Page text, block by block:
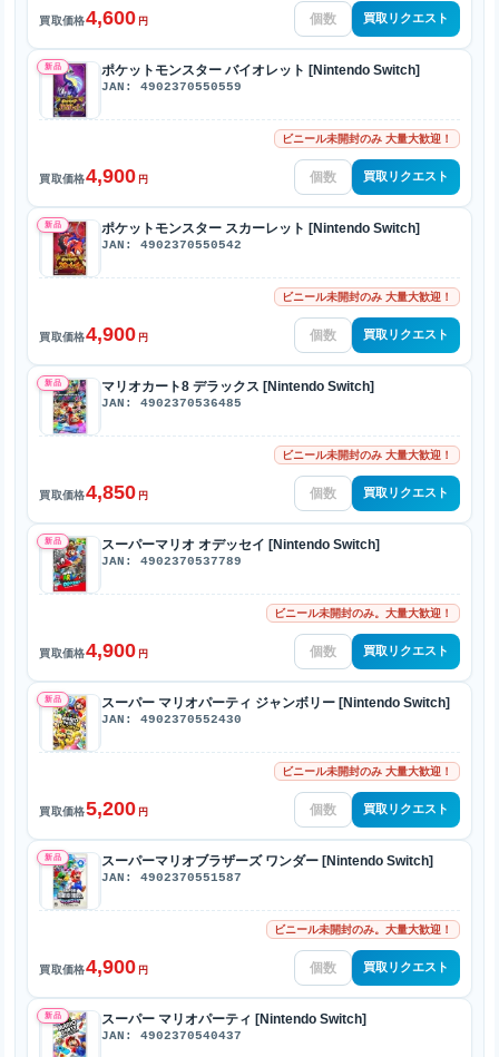
買取価格4,600 円 買取リクエスト
新品 ポケットモンスター バイオレット [Nintendo Switch]
JAN: 4902370550559
ビニール未開封のみ 大量大歓迎！
買取価格4,900 円 買取リクエスト
新品 ポケットモンスター スカーレット [Nintendo Switch]
JAN: 4902370550542
ビニール未開封のみ 大量大歓迎！
買取価格4,900 円 買取リクエスト
新品 マリオカート8 デラックス [Nintendo Switch]
JAN: 4902370536485
ビニール未開封のみ 大量大歓迎！
買取価格4,850 円 買取リクエスト
新品 スーパーマリオ オデッセイ [Nintendo Switch]
JAN: 4902370537789
ビニール未開封のみ。大量大歓迎！
買取価格4,900 円 買取リクエスト
新品 スーパー マリオパーティ ジャンボリー [Nintendo Switch]
JAN: 4902370552430
ビニール未開封のみ 大量大歓迎！
買取価格5,200 円 買取リクエスト
新品 スーパーマリオブラザーズ ワンダー [Nintendo Switch]
JAN: 4902370551587
ビニール未開封のみ。大量大歓迎！
買取価格4,900 円 買取リクエスト
新品 スーパー マリオパーティ [Nintendo Switch]
JAN: 4902370540437